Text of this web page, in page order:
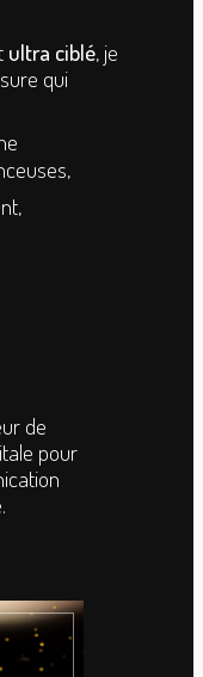
ultra ciblé, je
qui
de
pour